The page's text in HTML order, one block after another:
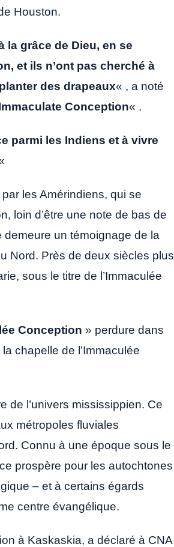
Houston.
la grâce de Dieu, en se
et ils n’ont pas cherché à
des drapeaux« , a noté
Conception« .
parmi les Indiens et à vivre
les Amérindiens, qui se
loin d’être une note de bas de
demeure un témoignage de la
Nord. Près de deux siècles plus
sous le titre de l’Immaculée
Conception » perdure dans
chapelle de l’Immaculée
de l’univers mississippien. Ce
métropoles fluviales
Connu à une époque sous le
prospère pour les autochtones
– et à certains égards
centre évangélique.
à Kaskaskia, a déclaré à CNA